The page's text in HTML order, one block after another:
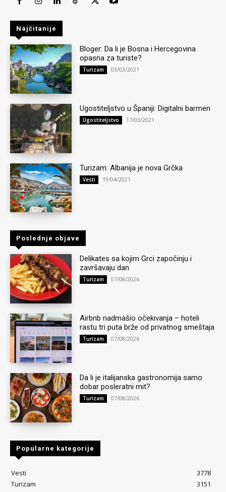
Najčitanije
Bloger: Da li je Bosna i Hercegovina
opasna za turiste?
Turizam 03/03/2021
Ugostiteljstvo u Španiji: Digitalni barmen
Ugostiteljstvo 17/03/2021
Turizam: Albanija je nova Grčka
Vesti 19/04/2021
Poslednje objave
Delikates sa kojim Grci započinju i
završavaju dan
Turizam 07/08/2026
Airbnb nadmašio očekivanja – hoteli
rastu tri puta brže od privatnog smeštaja
Turizam 07/08/2026
Da li je italijanska gastronomija samo
dobar posleratni mit?
Turizam 07/08/2026
Popularne kategorije
Vesti
3778
Turizam
3151